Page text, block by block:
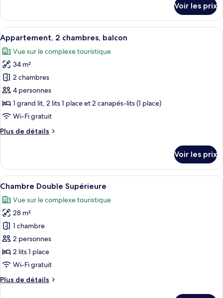
vue
jardin
le
type
de
chambre
Chambre
Familiale,
balcon,
vue
jardin
Voir les prix
Afficher
toutes
les
photos
pour
ce
type
de
chambre :
Appartement,
balcon
Un salon moderne avec un canapé,
8
Appartement, 2 chambres, balcon
Vue sur le complexe touristique
34 m²
2 chambres
4 personnes
1 grand lit, 2 lits 1 place et 2 canapés-lits (1 place)
Wi-Fi gratuit
Plus de détails
Plus
le
type
de
Appartement,
2
chambres,
balcon
Voir les prix
Afficher
toutes
les
photos
pour
ce
type
de
chambre :
Chambre
Une chambre d’hôtel avec un lit, un
6
Chambre Double Supérieure
Vue sur le complexe touristique
28 m²
1 chambre
2 personnes
2 lits 1 place
Wi-Fi gratuit
Plus de détails
Plus